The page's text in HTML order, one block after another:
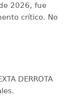
2026, fue
crítico. No
DERROTA